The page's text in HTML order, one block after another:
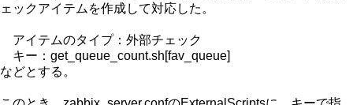
ェックアイテムを作成して対応した。
アイテムのタイプ：外部チェック
キー：get_queue_count.sh[fav_queue]
などとする。